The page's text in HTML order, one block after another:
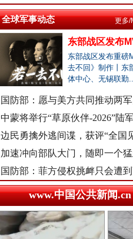
河南通报“三支一扶”高分
武汉大学口腔医院通报女
销售毒性中药材，亳州连
官方通报“楼盘雕花侵权
医院对未成年实施终止妊娠
广西一女流浪汉怀孕？当
一救护车在批发市场卸载
贾平凹之女贾浅浅硕士学位
一国企董事长被曝办公室
被曝非法地磅后，章贡连
女职工生育津贴申领一年
接群众反映后，运城市连
洪雅县同一楼盘测绘数据
“民办学校竹子学校举办方
余华英二审被判死刑
全球军事动态
东部战区发布
东部战区发布重磅
去不回》制作丨东
体中心、无锡联勤..
国防部：愿与美方共同推动两
中蒙将举行“草原伙伴-2026”陆
边民勇擒外逃间谍，获评“全国
加速冲向部队大门，随即一个
国防部：菲方侵权挑衅只会遭
更多/
www.中国公共新闻.cn